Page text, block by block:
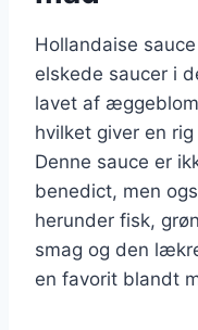
Hollandaise
elskede saucer i
lavet af
hvilket giver en
Denne sauce er
benedict, men
herunder fisk,
smag og den
en favorit blandt